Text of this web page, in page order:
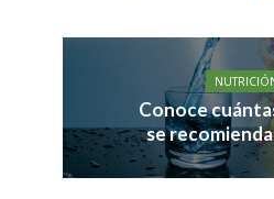
Conoce
se